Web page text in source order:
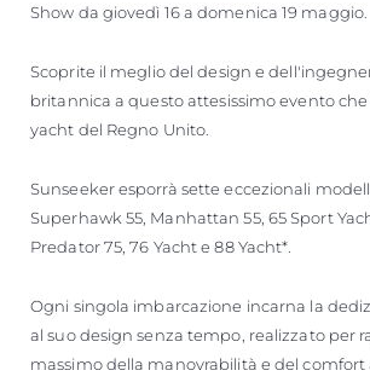
Show da giovedì 16 a domenica 19 maggio.
Scoprite il meglio del design e
britannica a questo attesissimo evento
yacht del Regno Unito.
Sunseeker esporrà sette eccezionali
Superhawk 55, Manhattan 55, 65 Sport
Predator 75, 76 Yacht e 88 Yacht*.
Ogni singola imbarcazione incarna la
al suo design senza tempo, realizzato per
massimo della manovrabilità e del comfort